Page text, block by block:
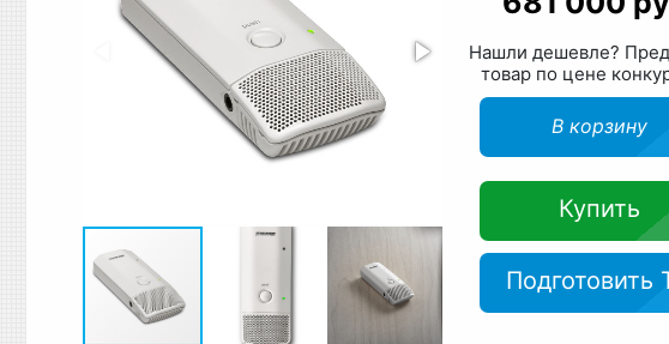
Нашли дешевле?
товар по цене
В корзину
Купить
Подготовить